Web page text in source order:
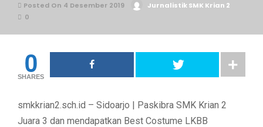
Posted On 4 Desember 2019
Jurnalistik SMK Krian 2
0
0
SHARES
smkkrian2.sch.id – Sidoarjo | Paskibra SMK Krian 2
Juara 3 dan mendapatkan Best Costume LKBB